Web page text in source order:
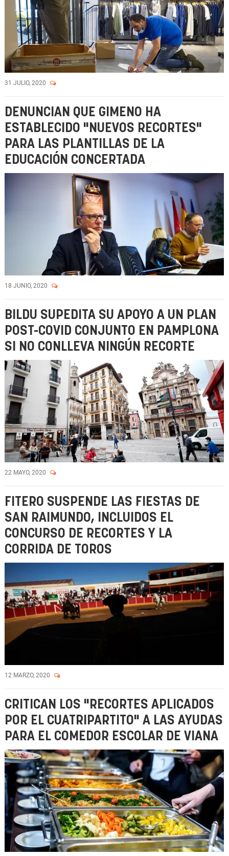
31 JULIO, 2020
DENUNCIAN QUE GIMENO HA
ESTABLECIDO "NUEVOS RECORTES"
PARA LAS PLANTILLAS DE LA
EDUCACIÓN CONCERTADA
18 JUNIO, 2020
BILDU SUPEDITA SU APOYO A UN PLAN
POST-COVID CONJUNTO EN PAMPLONA
SI NO CONLLEVA NINGÚN RECORTE
22 MAYO, 2020
FITERO SUSPENDE LAS FIESTAS DE
SAN RAIMUNDO, INCLUIDOS EL
CONCURSO DE RECORTES Y LA
CORRIDA DE TOROS
12 MARZO, 2020
CRITICAN LOS "RECORTES APLICADOS
POR EL CUATRIPARTITO" A LAS AYUDAS
PARA EL COMEDOR ESCOLAR DE VIANA